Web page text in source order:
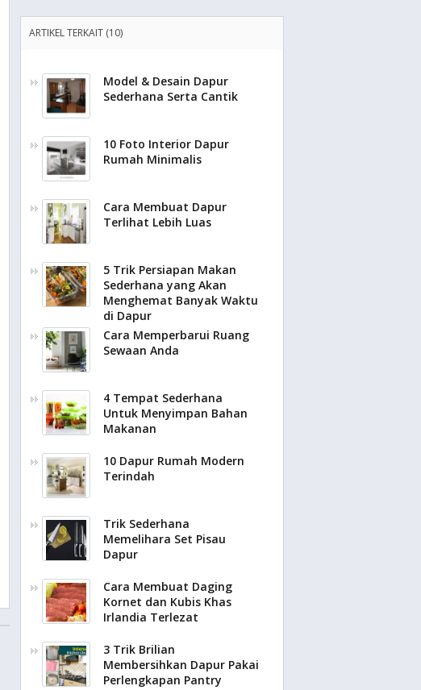
ARTIKEL TERKAIT (10)
Model & Desain Dapur
Sederhana Serta Cantik
10 Foto Interior Dapur
Rumah Minimalis
Cara Membuat Dapur
Terlihat Lebih Luas
5 Trik Persiapan Makan
Sederhana yang Akan
Menghemat Banyak Waktu
di Dapur
Cara Memperbarui Ruang
Sewaan Anda
4 Tempat Sederhana
Untuk Menyimpan Bahan
Makanan
10 Dapur Rumah Modern
Terindah
Trik Sederhana
Memelihara Set Pisau
Dapur
Cara Membuat Daging
Kornet dan Kubis Khas
Irlandia Terlezat
3 Trik Brilian
Membersihkan Dapur Pakai
Perlengkapan Pantry